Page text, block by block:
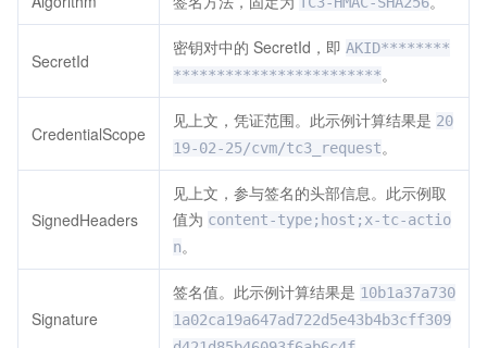
SecretId
密钥对中的 SecretId，即 AKID********
************************。
CredentialScope
见上文，凭证范围。此示例计算结果是 20
19-02-25/cvm/tc3_request。
SignedHeaders
见上文，参与签名的头部信息。此示例取
值为 content-type;host;x-tc-actio
n。
Signature
签名值。此示例计算结果是 10b1a37a730
1a02ca19a647ad722d5e43b4b3cff309